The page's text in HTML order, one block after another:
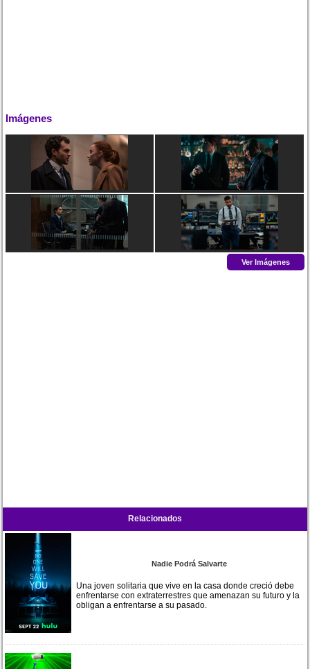
Imágenes
Ver Imágenes
Relacionados
Nadie Podrá Salvarte
Una joven solitaria que vive en la casa donde creció debe
enfrentarse con extraterrestres que amenazan su futuro y la
obligan a enfrentarse a su pasado.